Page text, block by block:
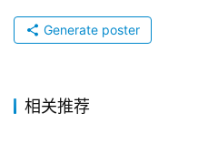
Generate poster
相关推荐